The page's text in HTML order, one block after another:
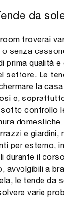
da
troverai
senza
prima qualità e
settore. Le
la casa
e,
controllo
e giardini,
per esterno,
durante il
avvolgibili a
le tende da
varie